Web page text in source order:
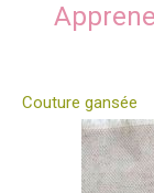
Couture gansée